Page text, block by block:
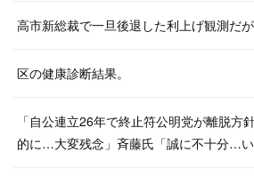
高市新総裁で一旦後退した利上げ観測だが
区の健康診断結果。
「自公連立26年で終止符公明党が離脱
的に…大変残念」斉藤氏「誠に不十分…